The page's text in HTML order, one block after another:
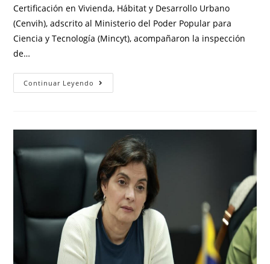
Certificación en Vivienda, Hábitat y Desarrollo Urbano
(Cenvih), adscrito al Ministerio del Poder Popular para
Ciencia y Tecnología (Mincyt), acompañaron la inspección
de…
Continuar Leyendo